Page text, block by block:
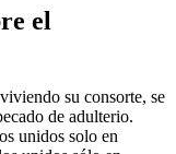
el
su consorte, se
de adulterio.
unidos solo en